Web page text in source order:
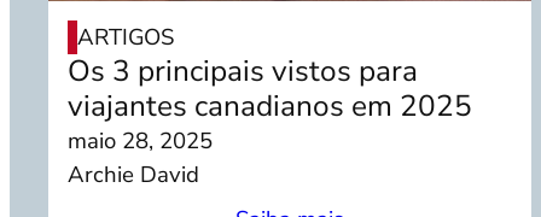
ARTIGOS
Os 3 principais vistos para
viajantes canadianos em 2025
maio 28, 2025
Archie David